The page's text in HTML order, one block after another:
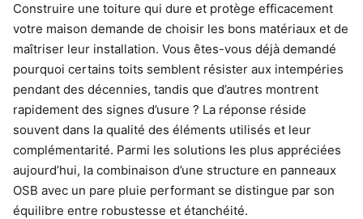
Construire une toiture qui dure et protège efficacement
votre maison demande de choisir les bons matériaux et de
maîtriser leur installation. Vous êtes-vous déjà demandé
pourquoi certains toits semblent résister aux intempéries
pendant des décennies, tandis que d’autres montrent
rapidement des signes d’usure ? La réponse réside
souvent dans la qualité des éléments utilisés et leur
complémentarité. Parmi les solutions les plus appréciées
aujourd’hui, la combinaison d’une structure en panneaux
OSB avec un pare pluie performant se distingue par son
équilibre entre robustesse et étanchéité.